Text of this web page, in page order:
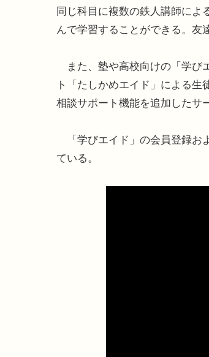
同じ科目に複数の鉄人講師に
んで学習することができる。友
また、塾や高校向けの「学び
ト「たしかめエイド」による
相談サポート機能を追加したサ
「学びエイド」の会員登録お
ている。